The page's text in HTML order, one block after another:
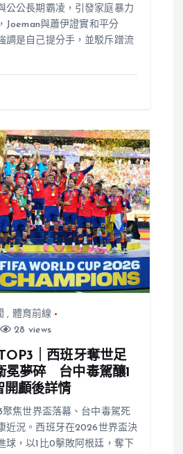
公公長期霸凌，引發家庭暴力
Joeman與蕭伊證實和平分
調是自己提分手，並駁斥蹭流
, 體育前線
28 views
｜西班牙奪世足
冕夢碎 台中毒駕釀1
開顱後詳情
焦世界盃落幕、台中毒駕死
近況。西班牙在2026世界盃決
球，以1比0擊敗阿根廷，奪下